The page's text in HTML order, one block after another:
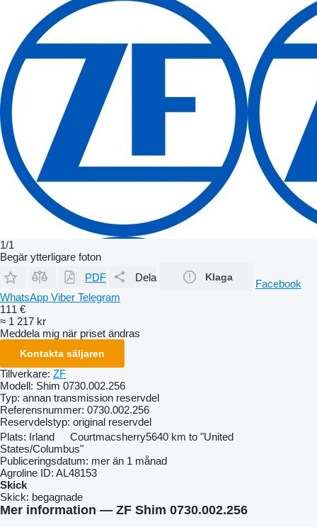
1/1
Begär ytterligare foton
PDF
Dela Klaga
Facebook
WhatsApp Viber Telegram
111 €
≈ 1 217 kr
Meddela mig när priset ändras
Kontakta säljaren
Tillverkare: ZF
Modell: Shim 0730.002.256
Typ: annan transmission reservdel
Referensnummer: 0730.002.256
Reservdelstyp: original reservdel
Plats: Irland Courtmacsherry5640 km to "United
States/Columbus"
Publiceringsdatum: mer än 1 månad
Agroline ID: AL48153
Skick
Skick: begagnade
Mer information — ZF Shim 0730.002.256